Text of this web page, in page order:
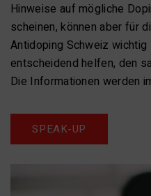
Hinweise auf mögliche
scheinen, können aber für
Antidoping Schweiz
entscheidend helfen, den
Die Informationen werden
SPEAK-UP